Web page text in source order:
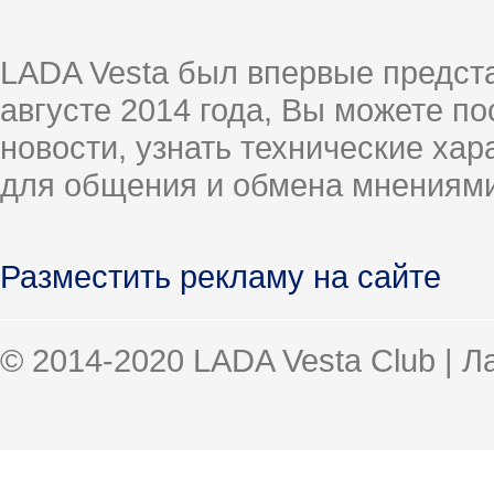
LADA Vesta был впервые
августе 2014 года, Вы можете
новости, узнать технические
для общения и обмена
Разместить рекламу на сайте
© 2014-2020 LADA Vesta Club |